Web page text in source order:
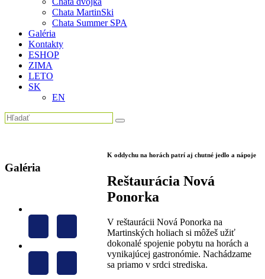
Chata MartinSki
Chata Summer SPA
Galéria
Kontakty
ESHOP
ZIMA
LETO
SK
EN
K oddychu na horách patrí aj chutné jedlo a nápoje
Reštaurácia Nová
Ponorka
V reštaurácii Nová Ponorka na
Martinských holiach si môžeš užiť
dokonalé spojenie pobytu na horách a
vynikajúcej gastronómie. Nachádzame
sa priamo v srdci strediska.
Galéria